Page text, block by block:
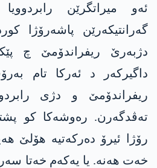
ئەو میراتگرێن
گەرانتیکەرێن پاشەرۆژا
دژبەرێ ریفراندۆمێ چ
داگیرکەر د ئەرکا تام
ریفراندۆمێ و دژی
تەڤدگەرن. رەوشەکا کو
رۆژا ئیرۆ دەرکەتیە ھۆلێ
خەت ھەنە. یا یەکەم خەتا